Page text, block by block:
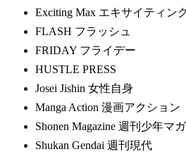
Exciting Max エキサイティン
FLASH フラッシュ
FRIDAY フライデー
HUSTLE PRESS
Josei Jishin 女性自身
Manga Action 漫画アクション
Shonen Magazine 週刊少年マ
Shukan Gendai 週刊現代